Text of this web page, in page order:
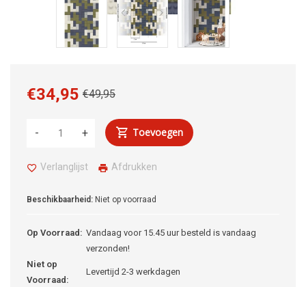
€49,95
€34,95
+
- Toevoegen
Verlanglijst Afdrukken
Beschikbaarheid: Niet op voorraad
Op Voorraad: Vandaag voor 15.45 uur besteld is vandaag
verzonden!
Niet op
Voorraad:
Levertijd 2-3 werkdagen